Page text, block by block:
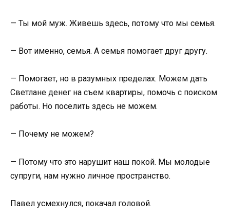
— Ты мой муж. Живешь здесь, потому что мы семья.
— Вот именно, семья. А семья помогает друг другу.
— Помогает, но в разумных пределах. Можем дать
Светлане денег на съем квартиры, помочь с поиском
работы. Но поселить здесь не можем.
— Почему не можем?
— Потому что это нарушит наш покой. Мы молодые
супруги, нам нужно личное пространство.
Павел усмехнулся, покачал головой.